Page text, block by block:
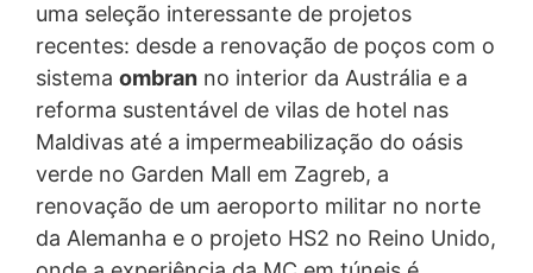
uma seleção interessante de projetos
recentes: desde a renovação de poços com o
sistema ombran no interior da Austrália e a
reforma sustentável de vilas de hotel nas
Maldivas até a impermeabilização do oásis
verde no Garden Mall em Zagreb, a
renovação de um aeroporto militar no norte
da Alemanha e o projeto HS2 no Reino Unido,